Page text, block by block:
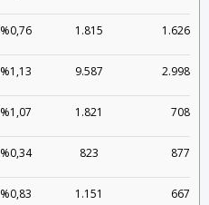
%0,76 1.815 1.626
%1,13 9.587 2.998
%1,07 1.821 708
%0,34 823 877
%0,83 1.151 667